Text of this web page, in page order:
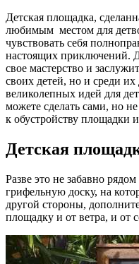
Детская площадка,
любимым местом для
чувствовать себя
настоящих приключений.
свое мастерство и
своих детей, но и среди
великолепных идей для
можете сделать сами, но
к обустройству площадки
Детская
Разве это не забавно
грифельную доску, на
другой стороны,
площадку и от ветра, и от